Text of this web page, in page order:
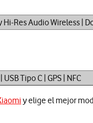
Res Audio Wireless |
Tipo C | GPS | NFC
y elige el mejor